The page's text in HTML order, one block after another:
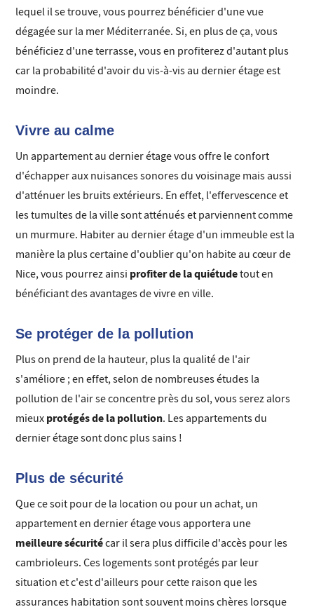
lequel il se trouve, vous pourrez bénéficier d'une vue
dégagée sur la mer Méditerranée. Si, en plus de ça, vous
bénéficiez d'une terrasse, vous en profiterez d'autant plus
car la probabilité d'avoir du vis-à-vis au dernier étage est
moindre.
Vivre au calme
Un appartement au dernier étage vous offre le confort
d'échapper aux nuisances sonores du voisinage mais aussi
d'atténuer les bruits extérieurs. En effet, l'effervescence et
les tumultes de la ville sont atténués et parviennent comme
un murmure. Habiter au dernier étage d'un immeuble est la
manière la plus certaine d'oublier qu'on habite au cœur de
Nice, vous pourrez ainsi profiter de la quiétudetout en
bénéficiant des avantages de vivre en ville.
Se protéger de la pollution
Plus on prend de la hauteur, plus la qualité de l'air
s'améliore ; en effet, selon de nombreuses études la
pollution de l'air se concentre près du sol, vous serez alors
mieux protégés de la pollution. Les appartements du
dernier étage sont donc plus sains !
Plus de sécurité
Que ce soit pour de la location ou pour un achat, un
appartement en dernier étage vous apportera une
meilleure sécuritécar il sera plus difficile d'accès pour les
cambrioleurs. Ces logements sont protégés par leur
situation et c'est d'ailleurs pour cette raison que les
assurances habitation sont souvent moins chères lorsque